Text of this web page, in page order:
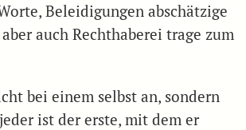
Beleidigungen abschätzige
auch Rechthaberei trage zum
bei einem selbst an, sondern
ist der erste, mit dem er